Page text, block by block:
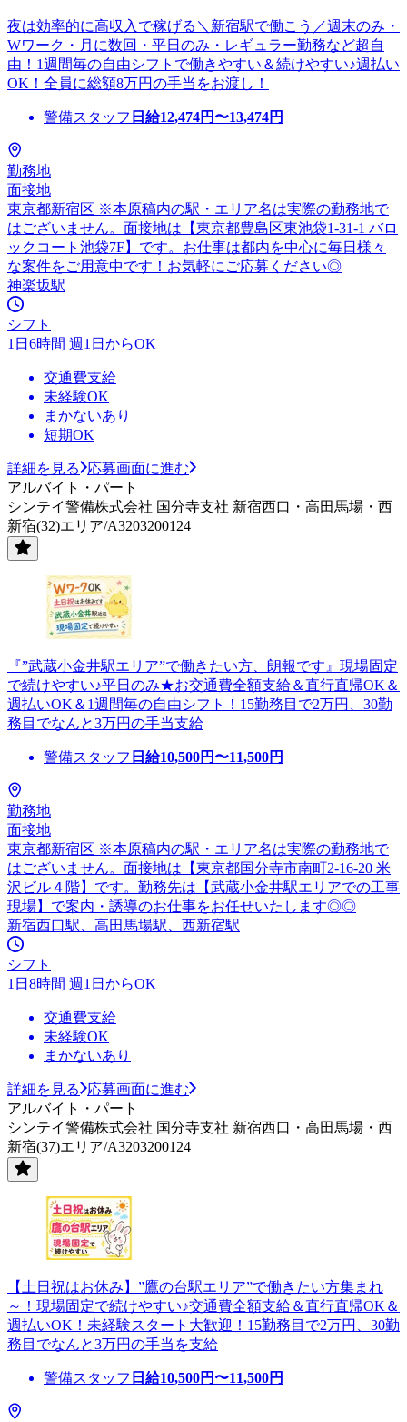
夜は効率的に高収入で稼げる＼新宿駅で働こう／週末のみ・
Wワーク・月に数回・平日のみ・レギュラー勤務など超自
由！1週間毎の自由シフトで働きやすい＆続けやすい♪週払い
OK！全員に総額8万円の手当をお渡し！
警備スタッフ 日給12,474円〜13,474円
勤務地
面接地
東京都新宿区 ※本原稿内の駅・エリア名は実際の勤務地で
はございません。面接地は【東京都豊島区東池袋1-31-1 バロ
ックコート池袋7F】です。お仕事は都内を中心に毎日様々
な案件をご用意中です！お気軽にご応募ください◎
神楽坂駅
シフト
1日6時間 週1日からOK
交通費支給
未経験OK
まかないあり
短期OK
詳細を見る
応募画面に進む
アルバイト・パート
シンテイ警備株式会社 国分寺支社 新宿西口・高田馬場・西
新宿(32)エリア/A3203200124
『”武蔵小金井駅エリア”で働きたい方、朗報です』現場固定
で続けやすい♪平日のみ★お交通費全額支給＆直行直帰OK＆
週払いOK＆1週間毎の自由シフト！15勤務目で2万円、30勤
務目でなんと3万円の手当支給
警備スタッフ 日給10,500円〜11,500円
勤務地
面接地
東京都新宿区 ※本原稿内の駅・エリア名は実際の勤務地で
はございません。面接地は【東京都国分寺市南町2-16-20 米
沢ビル４階】です。勤務先は【武蔵小金井駅エリアでの工事
現場】で案内・誘導のお仕事をお任せいたします◎◎
新宿西口駅、高田馬場駅、西新宿駅
シフト
1日8時間 週1日からOK
交通費支給
未経験OK
まかないあり
詳細を見る
応募画面に進む
アルバイト・パート
シンテイ警備株式会社 国分寺支社 新宿西口・高田馬場・西
新宿(37)エリア/A3203200124
【土日祝はお休み】”鷹の台駅エリア”で働きたい方集まれ
～！現場固定で続けやすい♪交通費全額支給＆直行直帰OK＆
週払いOK！未経験スタート大歓迎！15勤務目で2万円、30勤
務目でなんと3万円の手当を支給
警備スタッフ 日給10,500円〜11,500円